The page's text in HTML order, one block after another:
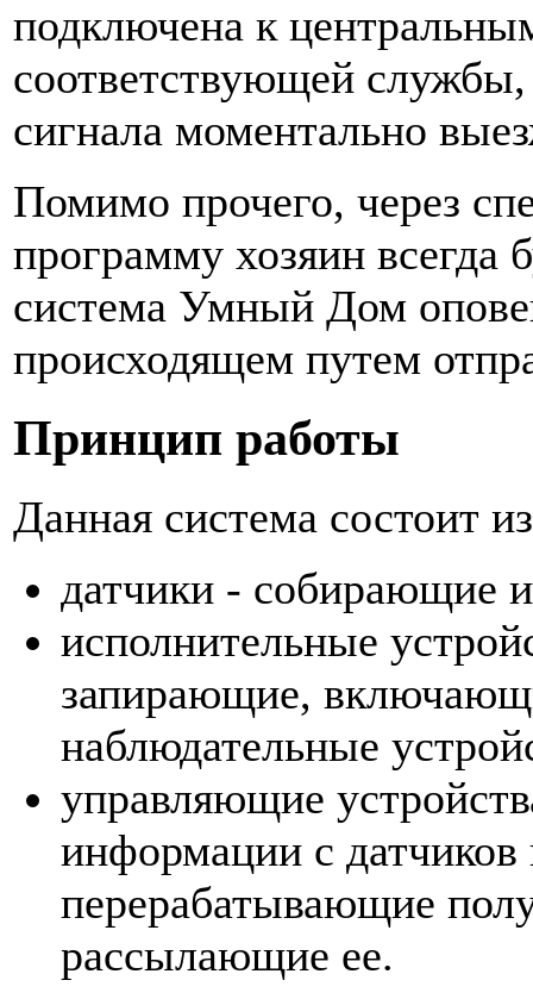
подключена к
соответствующей
сигнала моментально
Помимо прочего, через
программу хозяин всегда
система Умный Дом
происходящем путем
Принцип работы
Данная система состоит
датчики - собирающие
исполнительные
запирающие,
наблюдательные
управляющие
информации с
перерабатывающие
рассылающие ее.